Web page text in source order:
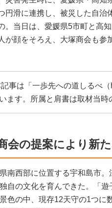
円滑に連携し、被災した自治
。当日は、愛媛県5市町と高
が顔をそろえ、大塚商会も参
記事は「一歩先への道しるべ（
ます。所属と肩書は取材当時
会の提案により新
南西部に位置する宇和島市
自の文化を育んできた。「
色の中、現存12天守の1つに